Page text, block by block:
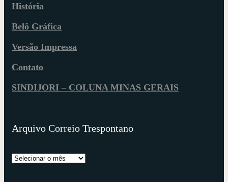
História
Belô Gráfica
Versão Impressa
Contato
SINDIJORI – COLUNA MINAS GERAIS
Arquivo Correio Trespontano